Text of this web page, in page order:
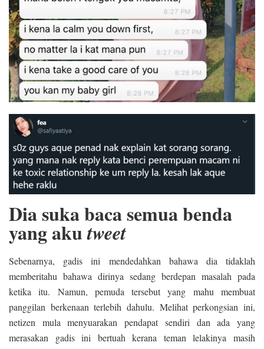
Dia suka baca semua benda
yang akutweet
Sebenarnya, gadis ini mendedahkan bahawa dia tidaklah
memberitahu bahawa dirinya sedang berdepan masalah pada
ketika itu. Namun, pemuda tersebut yang mahu membuat
panggilan berkenaan terlebih dahulu. Melihat perkongsian ini,
netizen mula menyuarakan pendapat sendiri dan ada yang
merasakan gadis ini bertuah kerana teman lelakinya masih